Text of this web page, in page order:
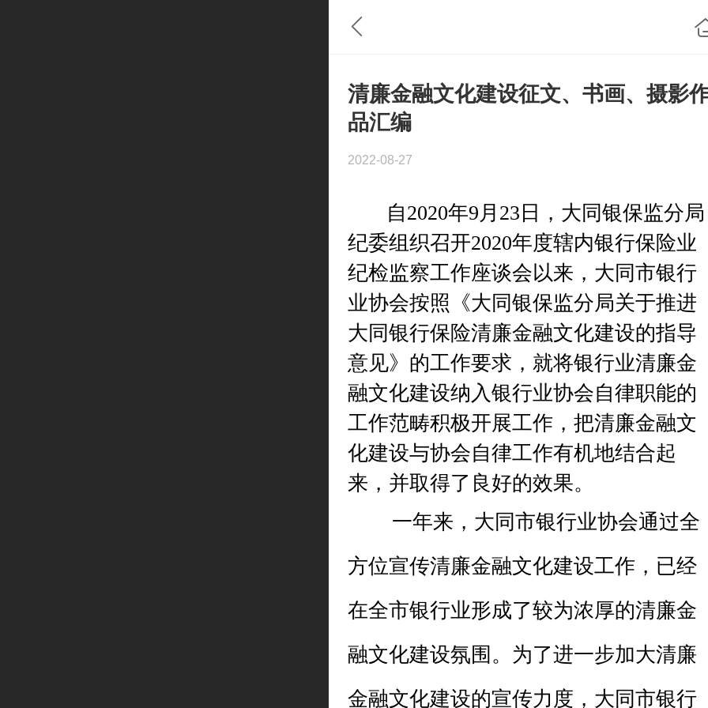
清廉金融文化建设征文、书画、摄影
品汇编
2022-08-27
自2020年9月23日，大同银保监分局
纪委组织召开2020年度辖内银行保险业
纪检监察工作座谈会以来，大同市银行
业协会按照《大同银保监分局关于推进
大同银行保险清廉金融文化建设的指导
意见》的工作要求，就将银行业清廉金
融文化建设纳入银行业协会自律职能的
工作范畴积极开展工作，把清廉金融文
化建设与协会自律工作有机地结合起
来，并取得了良好的效果。
一年来，大同市银行业协会通过全
方位宣传清廉金融文化建设工作，已经
在全市银行业形成了较为浓厚的清廉金
融文化建设氛围。为了进一步加大清廉
金融文化建设的宣传力度，大同市银行